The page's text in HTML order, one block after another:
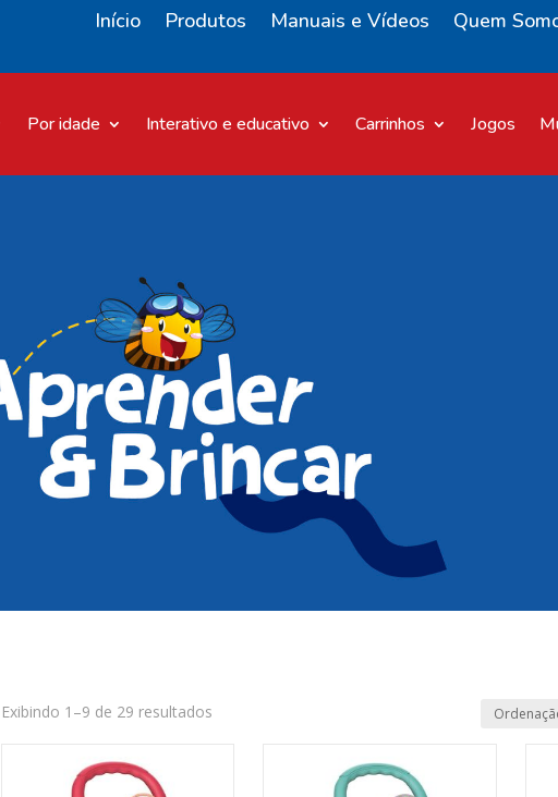
Início Produtos Manuais e Vídeos Quem
Por idade Interativo e educativo Carrinhos Jogos
Exibindo 1–9 de 29 resultados